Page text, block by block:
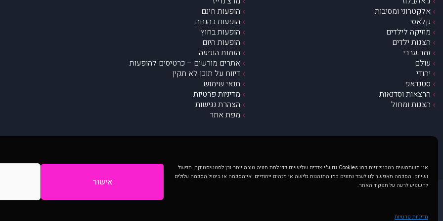
אנו משתמשים בטכנולוגיות כמו Cookies גם ע"י צדדים שלישיים כדי לתת חוויה טובה יותר וכן לסטטיסטיקה, תפעול
ושיווק. הסכמה תאפשר לנו לעבד נתונים כמו התנהגות גלישה או מזהים ייחודיים. אי־הסכמה או ביטול הסכמה עלולים
להשפיע לרעה על תפקוד האתר.
אישור
מדיניות פרטיות
אלקטרוני ומסיבות
קלאסי
מוזיקה לילדים
הצגות ילדים
זמר עברי
עולם
יהודי
סטנדאפ
הרצאות וסדנאות
הצגות ומחול
הופעות חינם
הופעות בהנחה
הופעות בחוץ
הופעות היום
הזמנת הופעה
אתרים מורשים – כרטיסים להופעות
דיווח על תוכן לא תקין
תנאי שימוש
מדיניות פרטיות
הצהרת נגישות
מפת אתר